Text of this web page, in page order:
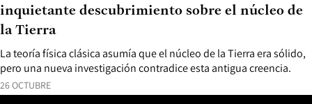
26 OCTUBRE
La teoría física clásica asumía que el núcleo de la Tierra era sólido,
pero una nueva investigación contradice esta antigua creencia.
inquietante descubrimiento sobre el núcleo de
la Tierra